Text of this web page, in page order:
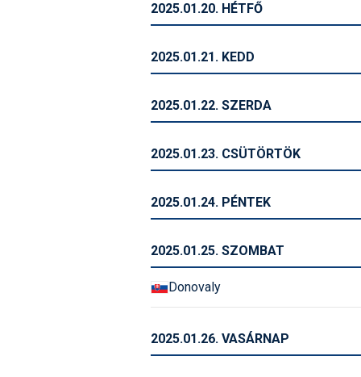
2025.01.20. HÉTFŐ
2025.01.21. KEDD
2025.01.22. SZERDA
2025.01.23. CSÜTÖRTÖK
2025.01.24. PÉNTEK
2025.01.25. SZOMBAT
Donovaly
2025.01.26. VASÁRNAP